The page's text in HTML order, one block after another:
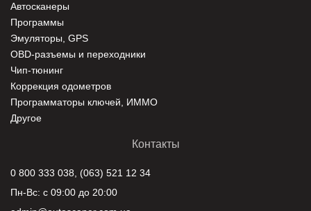
Автосканеры
Программы
Эмуляторы, GPS
ОBD-разъемы и переходники
Чип-тюнинг
Коррекция одометров
Программаторы ключей, ИММО
Другое
Контакты
0 800 333 038, (063) 521 12 34
Пн-Вс: с 09:00 до 20:00